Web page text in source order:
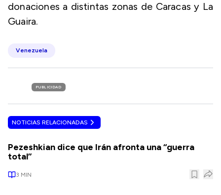
donaciones a distintas zonas de Caracas y La
Guaira.
Venezuela
PUBLICIDAD
NOTICIAS RELACIONADAS
Pezeshkian dice que Irán afronta una “guerra
total”
3 MIN